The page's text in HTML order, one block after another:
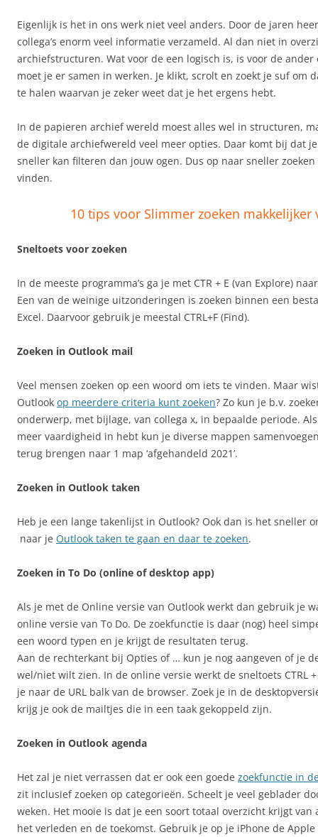
Eigenlijk is het in ons werk niet veel anders. Door de jaren
collega’s enorm veel informatie verzameld. Al dan niet in
archiefstructuren. Wat voor de een logisch is, is voor de ander
moet je er samen in werken. Je klikt, scrolt en zoekt je suf om
te halen waarvan je zeker weet dat je het ergens hebt.
In de papieren archief wereld moest alles wel in structuren,
de digitale archiefwereld veel meer opties. Daar komt bij dat
sneller kan filteren dan jouw ogen. Dus op naar sneller
vinden.
10 tips voor Slimmer zoeken makkelijker
Sneltoets voor zoeken
In de meeste programma’s ga je met CTR + E (van Explore)
Een van de weinige uitzonderingen is zoeken binnen een
Excel. Daarvoor gebruik je meestal CTRL+F (Find).
Zoeken in Outlook mail
Veel mensen zoeken op een woord om iets te vinden. Maar
Outlook op meerdere criteria kunt zoeken? Zo kun je b.v.
onderwerp, met bijlage, van collega x, in bepaalde periode.
meer vaardigheid in hebt kun je diverse mappen
terug brengen naar 1 map ‘afgehandeld 2021’.
Zoeken in Outlook taken
Heb je een lange takenlijst in Outlook? Ook dan is het sneller
naar je Outlook taken te gaan en daar te zoeken.
Zoeken in To Do (online of desktop app)
Als je met de Online versie van Outlook werkt dan gebruik je
online versie van To Do. De zoekfunctie is daar (nog) heel
een woord typen en je krijgt de resultaten terug.
Aan de rechterkant bij Opties of … kun je nog aangeven of je
wel/niet wilt zien. In de online versie werkt de sneltoets CTRL
je naar de URL balk van de browser. Zoek je in de
krijg je ook de mailtjes die in een taak gekoppeld zijn.
Zoeken in Outlook agenda
Het zal je niet verrassen dat er ook een goede zoekfunctie in
zit inclusief zoeken op categorieën. Scheelt je veel geblader
weken. Het mooie is dat je een soort totaal overzicht krijgt van
het verleden en de toekomst. Gebruik je op je iPhone de Apple